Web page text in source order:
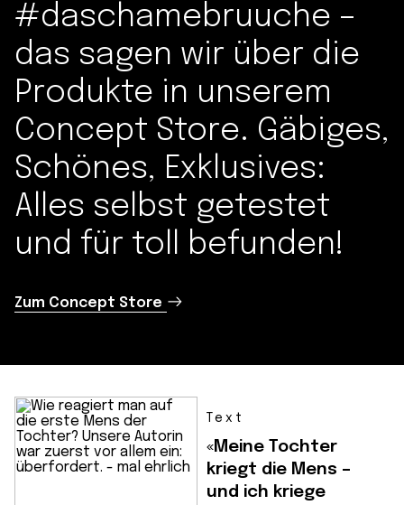
#daschamebruuche –
das sagen wir über die
Produkte in unserem
Concept Store. Gäbiges,
Schönes, Exklusives:
Alles selbst getestet
und für toll befunden!
Zum Concept Store
Text
«Meine Tochter
kriegt die Mens –
und ich kriege